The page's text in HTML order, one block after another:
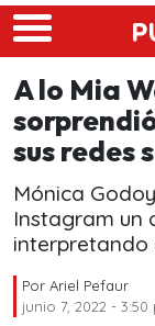
Skip to main
A lo Mia
sus redes
Mónica
Instagram un
interpretando
Por Ariel Pefaur
junio 7, 2022 - 3:50